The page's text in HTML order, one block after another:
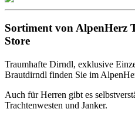
Sortiment von AlpenHerz
Store
Traumhafte Dirndl, exklusive
Brautdirndl finden Sie im
Auch für Herren gibt es
Trachtenwesten und Janker.